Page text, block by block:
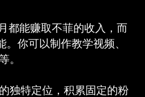
都能赚取不菲的收入，而
。你可以制作教学视频、
。
独特定位，积累固定的粉